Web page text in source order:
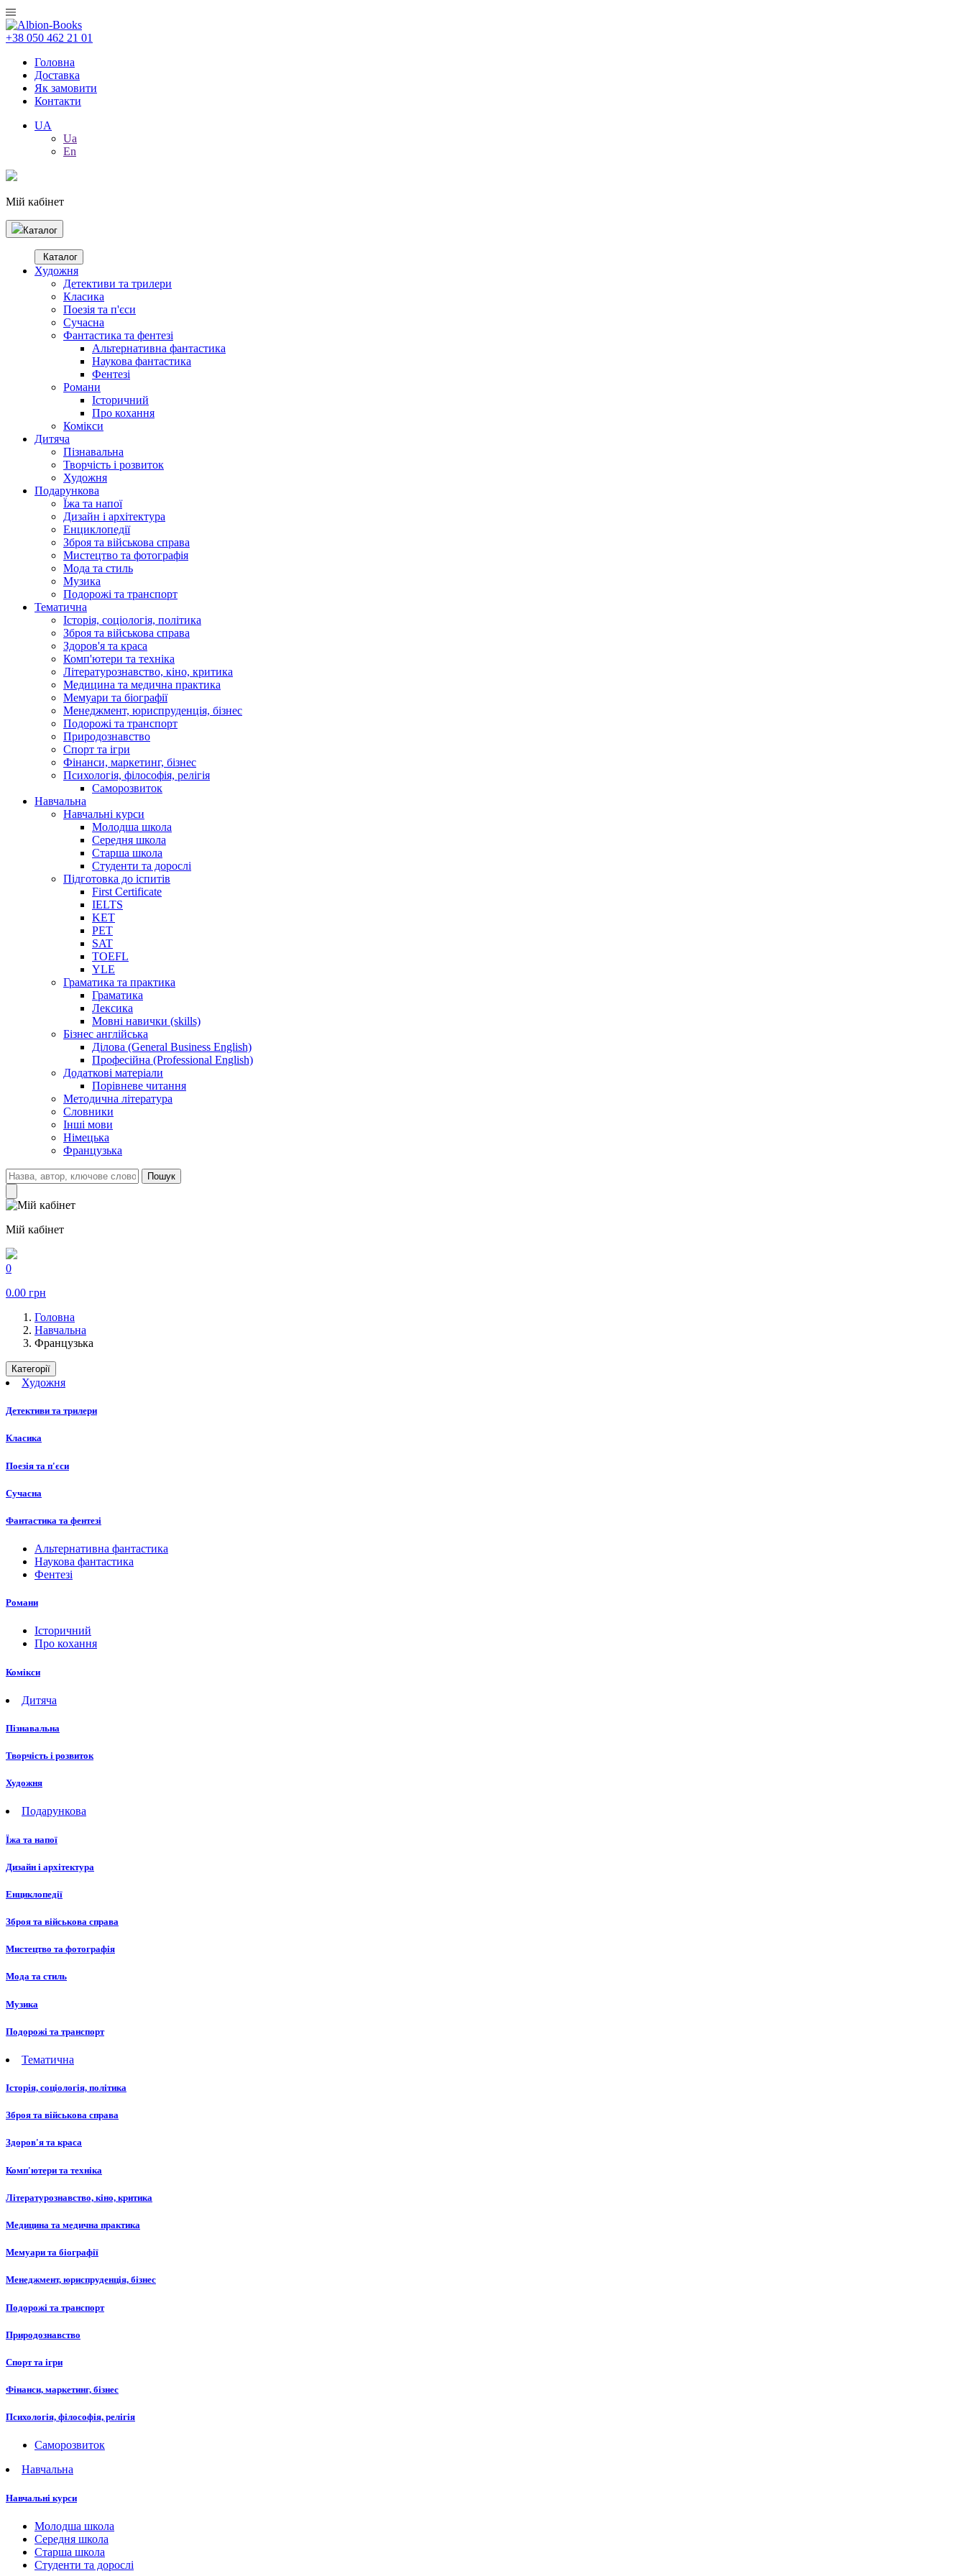
+38 050 462 21 01
Головна
Доставка
Як замовити
Контакти
UA
Ua
En
Мій кабінет
Каталог
Каталог
Художня
Детективи та трилери
Класика
Поезія та п'єси
Сучасна
Фантастика та фентезі
Альтернативна фантастика
Наукова фантастика
Фентезі
Романи
Історичний
Про кохання
Комікси
Дитяча
Пізнавальна
Творчість і розвиток
Художня
Подарункова
Їжа та напої
Дизайн і архітектура
Енциклопедії
Зброя та військова справа
Мистецтво та фотографія
Мода та стиль
Музика
Подорожі та транспорт
Тематична
Історія, соціологія, політика
Зброя та військова справа
Здоров'я та краса
Комп'ютери та техніка
Літературознавство, кіно, критика
Медицина та медична практика
Мемуари та біографії
Менеджмент, юриспруденція, бізнес
Подорожі та транспорт
Природознавство
Спорт та ігри
Фінанси, маркетинг, бізнес
Психологія, філософія, релігія
Саморозвиток
Навчальна
Навчальні курси
Молодша школа
Середня школа
Старша школа
Студенти та дорослі
Підготовка до іспитів
First Certificate
IELTS
KET
PET
SAT
TOEFL
YLE
Граматика та практика
Граматика
Лексика
Мовні навички (skills)
Бізнес англійська
Ділова (General Business English)
Професійна (Professional English)
Додаткові матеріали
Порівневе читання
Методична література
Словники
Інші мови
Німецька
Французька
Пошук
Мій кабінет
0
0.00 грн
Головна
Навчальна
Французька
Категорії
Художня
Детективи та трилери
Класика
Поезія та п'єси
Сучасна
Фантастика та фентезі
Альтернативна фантастика
Наукова фантастика
Фентезі
Романи
Історичний
Про кохання
Комікси
Дитяча
Пізнавальна
Творчість і розвиток
Художня
Подарункова
Їжа та напої
Дизайн і архітектура
Енциклопедії
Зброя та військова справа
Мистецтво та фотографія
Мода та стиль
Музика
Подорожі та транспорт
Тематична
Історія, соціологія, політика
Зброя та військова справа
Здоров'я та краса
Комп'ютери та техніка
Літературознавство, кіно, критика
Медицина та медична практика
Мемуари та біографії
Менеджмент, юриспруденція, бізнес
Подорожі та транспорт
Природознавство
Спорт та ігри
Фінанси, маркетинг, бізнес
Психологія, філософія, релігія
Саморозвиток
Навчальна
Навчальні курси
Молодша школа
Середня школа
Старша школа
Студенти та дорослі